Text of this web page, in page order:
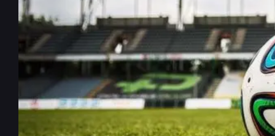
Mondial : Messi mène la
course au Soulier d’or